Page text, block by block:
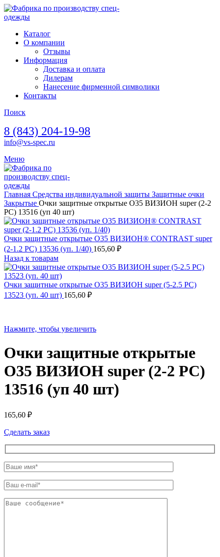
Каталог
О компании
Отзывы
Информация
Доставка и оплата
Дилерам
Нанесение фирменной символики
Контакты
Поиск
8 (843) 204-19-98
info@vs-spec.ru
Меню
Главная Средства индивидуальной защиты Защитные очки
Закрытые Очки защитные открытые О35 ВИЗИОН super (2-2
PC) 13516 (уп 40 шт)
Очки защитные открытые О35 ВИЗИОН® CONTRAST super
(2-1.2 PC) 13536 (уп. 1/40) 165,60 ₽
Назад к товарам
Очки защитные открытые О35 ВИЗИОН super (5-2.5 PC)
13523 (уп. 40 шт) 165,60 ₽
Нажмите, чтобы увеличить
Очки защитные открытые
О35 ВИЗИОН super (2-2 PC)
13516 (уп 40 шт)
165,60 ₽
Сделать заказ